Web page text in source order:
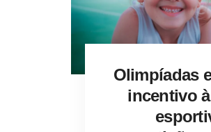
Olimpíadas
incentivo